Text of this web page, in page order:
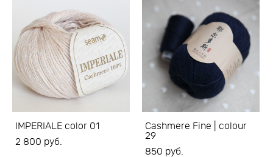
IMPERIALE color 01
2 800 pуб.
Cashmere Fine | colour
29
850 pуб.